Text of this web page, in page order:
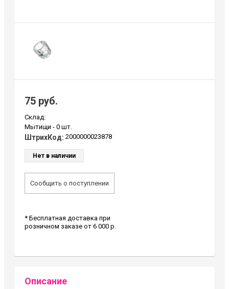
75 руб.
Склад:
Мытищи - 0 шт.
ШтрихКод: 2000000023878
Нет в наличии
Сообщить о поступлении
* Бесплатная доставка при
розничном заказе от 6 000 р.
Описание